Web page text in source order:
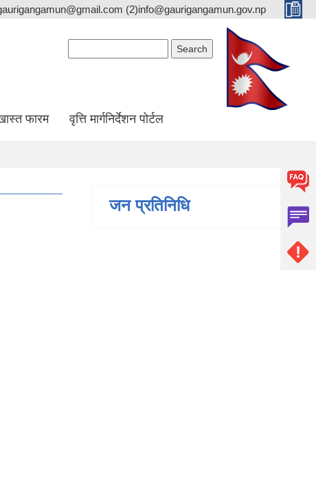
(2)info@gaurigangamun.gov.np
फारम वृत्ति मार्गनिर्देशन पोर्टल
जन प्रतिनिधि